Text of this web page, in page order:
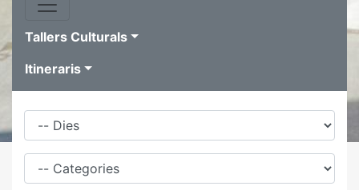
Tallers Culturals
Itineraris
Dies
Família